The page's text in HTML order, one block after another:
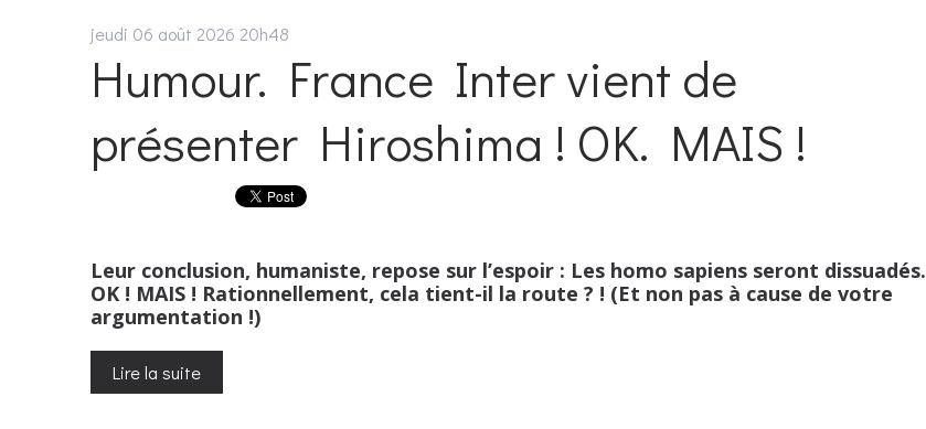
jeudi 06 août 2026 20h48
Humour. France Inter vient de
présenter Hiroshima ! OK. MAIS !
Leur conclusion, humaniste, repose sur l’espoir : Les homo sapiens seront dissuadés.
OK ! MAIS ! Rationnellement, cela tient-il la route ? ! (Et non pas à cause de votre
argumentation !)
Lire la suite